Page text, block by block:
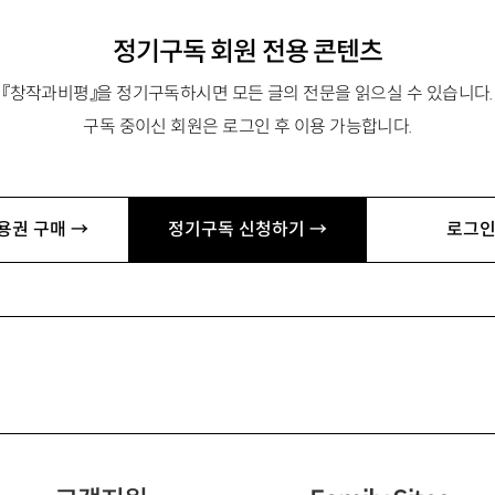
정기구독 회원 전용 콘텐츠
『창작과비평』을 정기구독하시면 모든 글의 전문을 읽으실 수 있습니다.
구독 중이신 회원은 로그인 후 이용 가능합니다.
권 구매 → 정기구독 신청하기 → 로그